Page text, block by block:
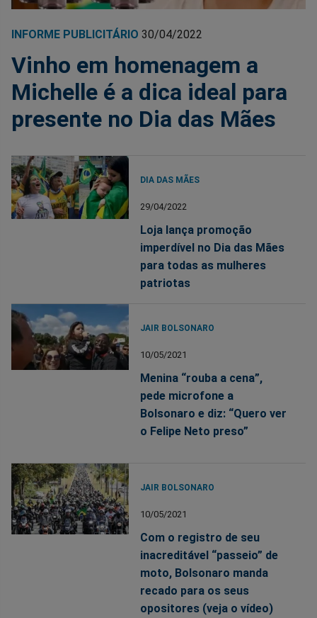
INFORME PUBLICITÁRIO 30/04/2022
Vinho em homenagem a
Michelle é a dica ideal para
presente no Dia das Mães
DIA DAS MÃES
29/04/2022
Loja lança promoção
imperdível no Dia das Mães
para todas as mulheres
patriotas
JAIR BOLSONARO
10/05/2021
Menina “rouba a cena”,
pede microfone a
Bolsonaro e diz: “Quero ver
o Felipe Neto preso”
JAIR BOLSONARO
10/05/2021
Com o registro de seu
inacreditável “passeio” de
moto, Bolsonaro manda
recado para os seus
opositores (veja o vídeo)